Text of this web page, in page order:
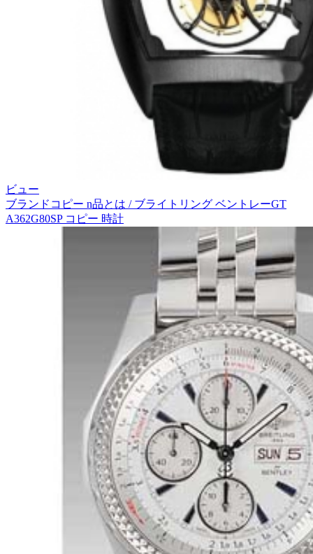
ビュー
ブランドコピー n品とは / ブライトリング ベントレーGT
A362G80SP コピー 時計